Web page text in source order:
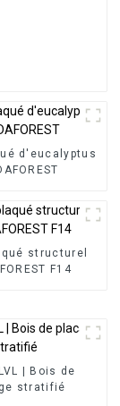
d'eucalyptus
structurel
F14
| Bois de
stratifié